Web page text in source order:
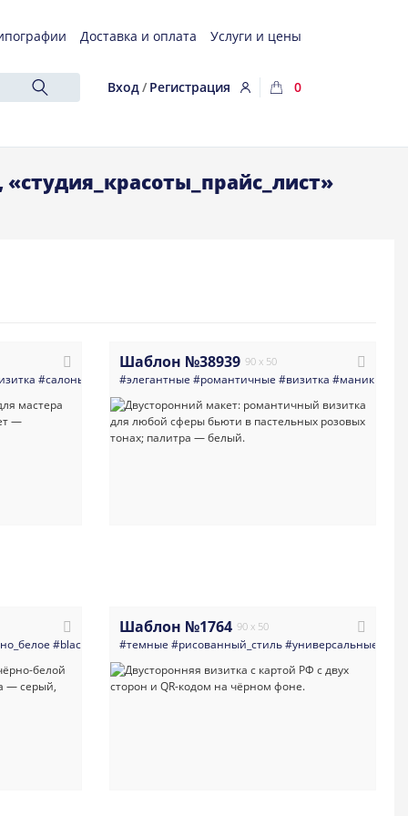
Доставка и оплата Услуги и цены
Вход/ Регистрация 0
#салоны_красоты#одежда_обувь_сумки_и_аксессуары#светлые
Шаблон №38939 90 x 50
#элегантные #романтичные #визитка
#светлые #светлая_визитка#визитная_карточка #заказ
#black_and_white#ч_б
Шаблон №1764 90 x 50
#темные #рисованный_стиль#универсальные